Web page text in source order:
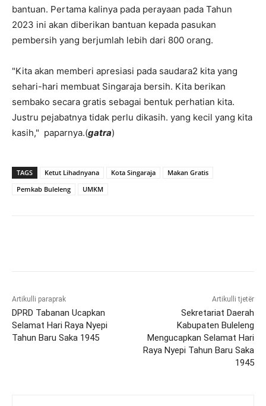
bantuan. Pertama kalinya pada perayaan pada Tahun
2023 ini akan diberikan bantuan kepada pasukan
pembersih yang berjumlah lebih dari 800 orang.
"Kita akan memberi apresiasi pada saudara2 kita yang
sehari-hari membuat Singaraja bersih. Kita berikan
sembako secara gratis sebagai bentuk perhatian kita.
Justru pejabatnya tidak perlu dikasih. yang kecil yang kita
kasih," paparnya.(gatra)
TAGS Ketut Lihadnyana Kota Singaraja
Makan Gratis
Pemkab Buleleng
UMKM
Artikulli paraprak
DPRD Tabanan Ucapkan
Selamat Hari Raya Nyepi
Tahun Baru Saka 1945
Artikulli tjetër
Sekretariat Daerah
Kabupaten Buleleng
Mengucapkan Selamat Hari
Raya Nyepi Tahun Baru Saka
1945